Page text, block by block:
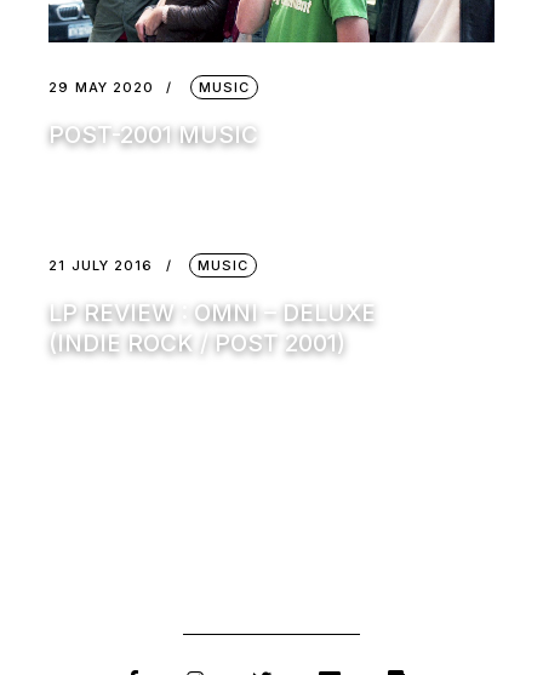
29 MAY 2020 MUSIC
POST-2001 MUSIC
21 JULY 2016 MUSIC
LP REVIEW : OMNI – DELUXE
(INDIE ROCK / POST 2001)